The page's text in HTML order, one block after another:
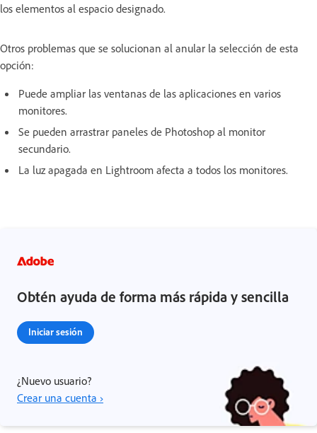
los elementos al espacio designado.
Otros problemas que se solucionan al anular la selección de esta
opción:
Puede ampliar las ventanas de las aplicaciones en varios
monitores.
Se pueden arrastrar paneles de Photoshop al monitor
secundario.
La luz apagada en Lightroom afecta a todos los monitores.
Obtén ayuda de forma más rápida y sencilla
Iniciar sesión
¿Nuevo usuario?
Crear una cuenta ›